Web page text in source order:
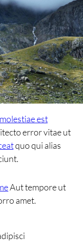
molestiae est
error vitae ut
quo qui alias
Aut tempore ut
amet.